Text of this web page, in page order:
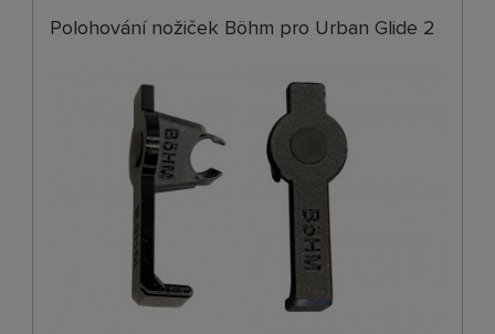
Polohování nožiček Böhm pro Urban Glide 2